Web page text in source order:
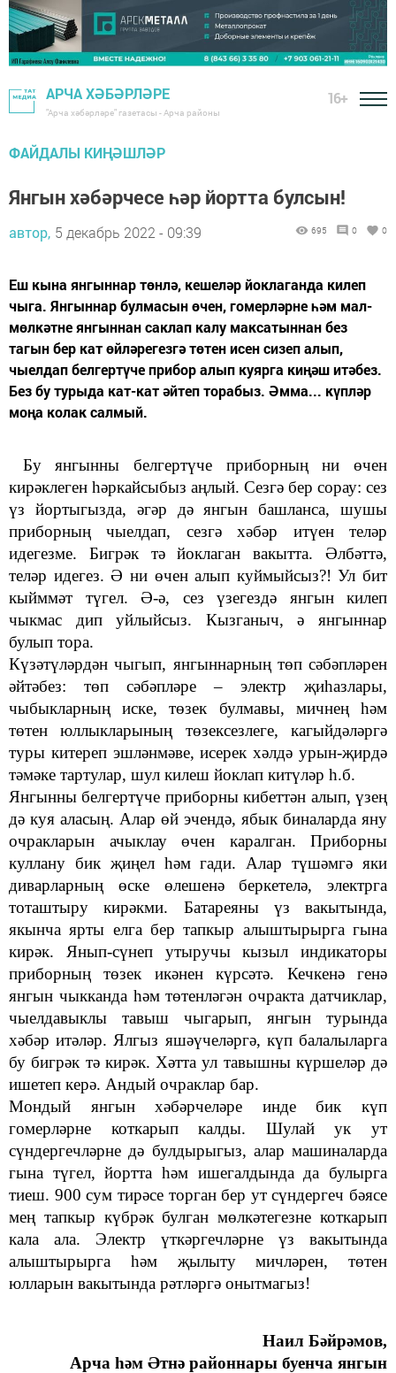
АРЧА ХӘБӘРЛӘРЕ
"Арча хәбәрләре" газетасы - Арча районы
16+
ФАЙДАЛЫ КИҢӘШЛӘР
Янгын хәбәрчесе һәр йортта булсын!
автор, 5 декабрь 2022 - 09:39 695 0 0
Еш кына янгыннар төнлә, кешеләр йоклаганда килеп
чыга. Янгыннар булмасын өчен, гомерләрне һәм мал-
мөлкәтне янгыннан саклап калу максатыннан без
тагын бер кат өйләрегезгә төтен исен сизеп алып,
чыелдап белгертүче прибор алып куярга киңәш итәбез.
Без бу турыда кат-кат әйтеп торабыз. Әмма... күпләр
моңа колак салмый.
Бу янгынны белгертүче приборның ни өчен
кирәклеген һәркайсыбыз аңлый. Сезгә бер сорау: сез
үз йортыгызда, әгәр дә янгын башланса, шушы
приборның чыелдап, сезгә хәбәр итүен теләр
идегезме. Бигрәк тә йоклаган вакытта. Әлбәттә,
теләр идегез. Ә ни өчен алып куймыйсыз?! Ул бит
кыйммәт түгел. Ә-ә, сез үзегездә янгын килеп
чыкмас дип уйлыйсыз. Кызганыч, ә янгыннар
булып тора.
Күзәтүләрдән чыгып, янгыннарның төп сәбәпләрен
әйтәбез: төп
сәбәпләре –
электр җиһазлары,
чыбыкларның иске, төзек булмавы, мичнең һәм
төтен юллыкларының төзексезлеге, кагыйдәләргә
туры китереп эшләнмәве, исерек хәлдә урын-җирдә
тәмәке тартулар, шул килеш йоклап китүләр һ.б.
Янгынны белгертүче приборны кибеттән алып, үзең
дә куя аласың. Алар өй эчендә, ябык биналарда яну
очракларын ачыклау өчен каралган. Приборны
куллану бик җиңел һәм гади. Алар түшәмгә яки
диварларның өске өлешенә беркетелә, электрга
тоташтыру кирәкми. Батареяны үз вакытында,
якынча ярты елга бер тапкыр алыштырырга гына
кирәк. Янып-сүнеп утыручы
кызыл индикаторы
приборның төзек икәнен
күрсәтә. Кечкенә генә
янгын чыкканда һәм төтенләгән очракта датчиклар,
чыелдавыклы тавыш чыгарып, янгын турында
хәбәр итәләр. Ялгыз яшәүчеләргә, күп балалыларга
бу бигрәк тә кирәк. Хәтта ул тавышны күршеләр дә
ишетеп керә. Андый очраклар бар.
Мондый янгын хәбәрчеләре инде бик күп
гомерләрне коткарып калды. Шулай ук ут
сүндергечләрне дә булдырыгыз, алар машиналарда
гына түгел, йортта һәм ишегалдында да булырга
тиеш. 900 сум тирәсе торган бер ут сүндергеч бәясе
мең тапкыр күбрәк булган мөлкәтегезне коткарып
кала ала. Электр үткәргечләрне үз вакытында
алыштырырга һәм җылыту мичләрен, төтен
юлларын вакытында рәтләргә онытмагыз!
Наил Бәйрәмов,
Арча һәм Әтнә районнары буенча янгын